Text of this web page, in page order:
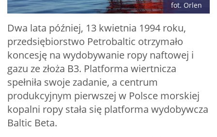
fot. Orlen
Dwa lata później, 13 kwietnia 1994 roku,
przedsiębiorstwo Petrobaltic otrzymało
koncesję na wydobywanie ropy naftowej i
gazu ze złoża B3. Platforma wiertnicza
spełniła swoje zadanie, a centrum
produkcyjnym pierwszej w Polsce morskiej
kopalni ropy stała się platforma wydobywcza
Baltic Beta.